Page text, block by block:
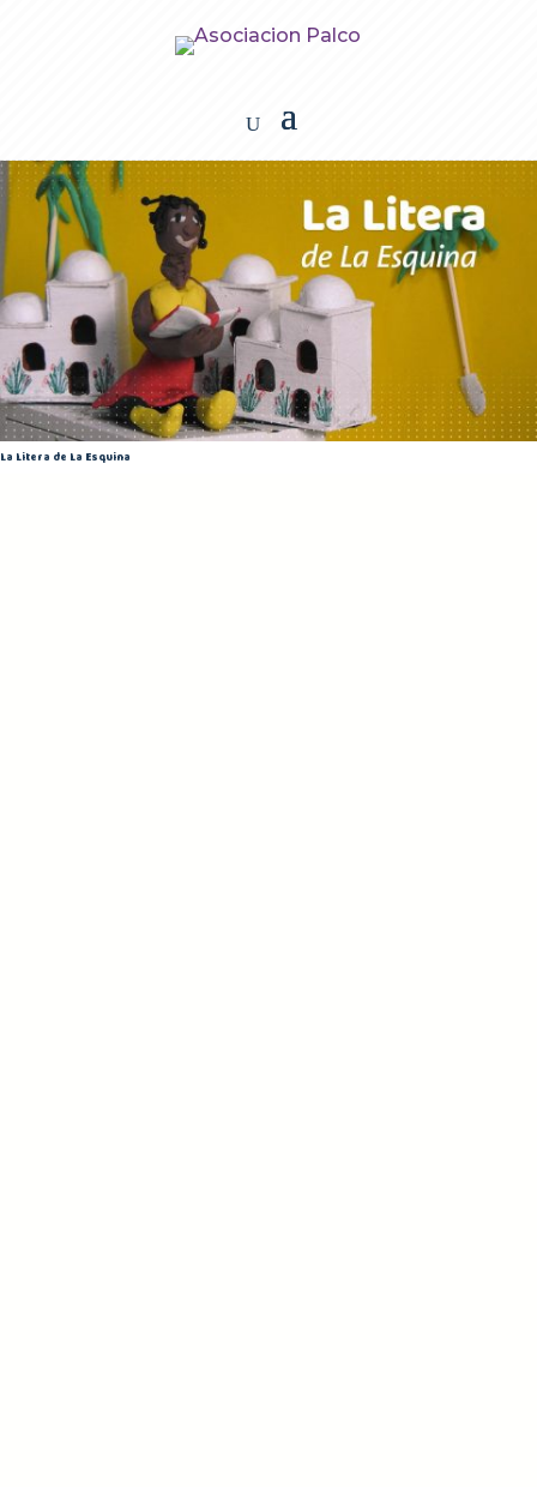
La Litera de La Esquina